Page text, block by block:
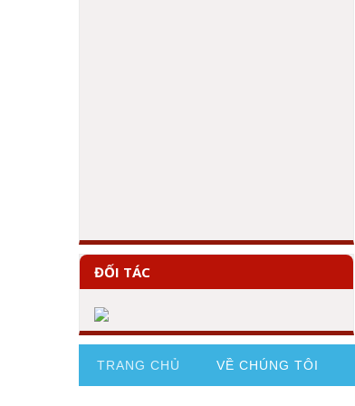
ĐỐI TÁC
TRANG CHỦ VỀ CHÚNG TÔI